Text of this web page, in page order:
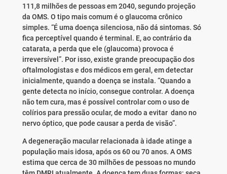
111,8 milhões de pessoas em 2040, segundo projeção
da OMS. O tipo mais comum é o glaucoma crônico
simples. “É uma doença silenciosa, não dá sintomas. Só
fica perceptível quando é terminal. E, ao contrário da
catarata, a perda que ele (glaucoma) provoca é
irreversível”. Por isso, existe grande preocupação dos
oftalmologistas e dos médicos em geral, em detectar
inicialmente, quando a doença se instala. “Quando a
gente detecta no início, consegue controlar. A doença
não tem cura, mas é possível controlar com o uso de
colírios para pressão ocular, de modo a evitar dano no
nervo óptico, que pode causar a perda de visão”.
A degeneração macular relacionada à idade atinge a
população mais idosa, após os 60 ou 70 anos. A OMS
estima que cerca de 30 milhões de pessoas no mundo